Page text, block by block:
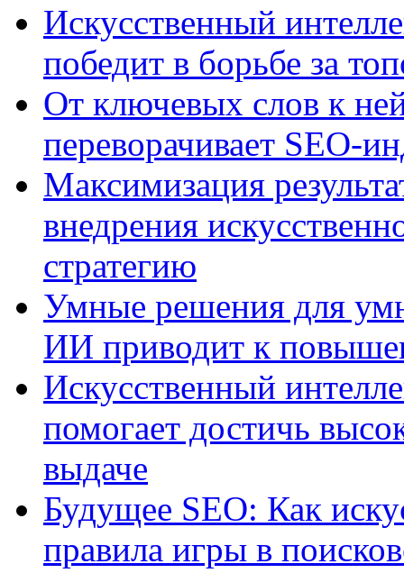
Искусственный
победит в борьбе за
От ключевых слов к
переворачивает SEO-
Максимизация
внедрения
стратегию
Умные решения для
ИИ приводит к
Искусственный
помогает достичь
выдаче
Будущее SEO: Как
правила игры в